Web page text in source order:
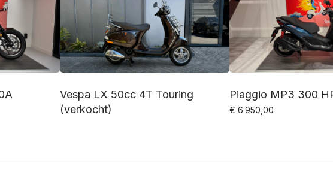
Vespa LX 50cc 4T Touring
(verkocht)
Piaggio MP3 300
€ 6.950,00